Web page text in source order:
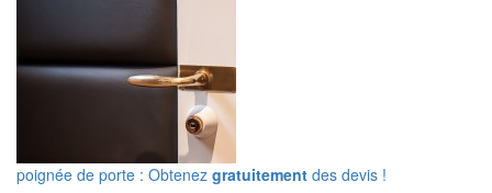
poignée de porte : Obtenez gratuitement des devis !